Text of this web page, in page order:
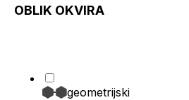
OBLIK OKVIRA
geometrijski